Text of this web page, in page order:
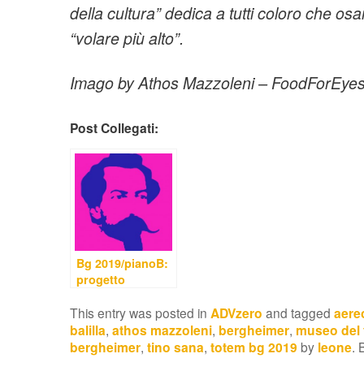
della cultura” dedica a tutti coloro che
“volare più alto”.
Imago by Athos Mazzoleni –
Post Collegati:
Bg 2019/pianoB:
progetto
This entry was posted in ADVzero and tagged
balilla, athos mazzoleni, bergheimer, museo
bergheimer, tino sana, totem bg 2019 by leone.